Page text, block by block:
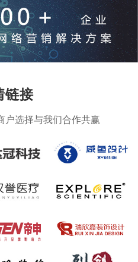
链接
户选择与我们合作共赢